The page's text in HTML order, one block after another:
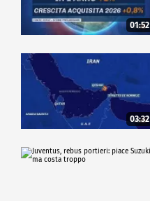
01:52
03:32